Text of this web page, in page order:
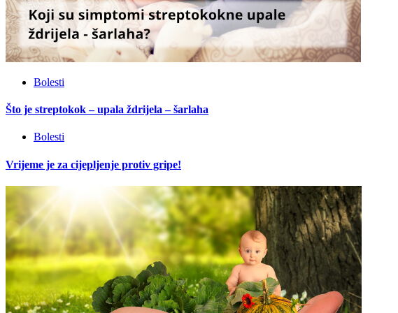
Bolesti
Što je streptokok – upala ždrijela – šarlaha
Bolesti
Vrijeme je za cijepljenje protiv gripe!